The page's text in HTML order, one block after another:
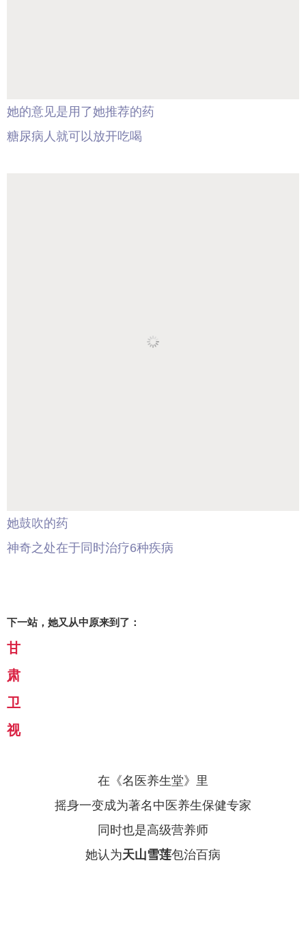
她的意见是用了她推荐的药
糖尿病人就可以放开吃喝
她鼓吹的药
神奇之处在于同时治疗6种疾病
下一站，她又从中原来到了：
甘
肃
卫
视
在《名医养生堂》里
摇身一变成为著名中医养生保健专家
同时也是高级营养师
她认为天山雪莲包治百病